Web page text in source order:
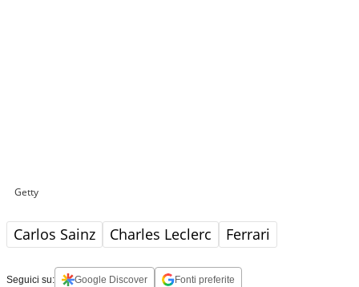
Getty
Carlos Sainz Charles Leclerc Ferrari
Seguici su: Google Discover Fonti preferite